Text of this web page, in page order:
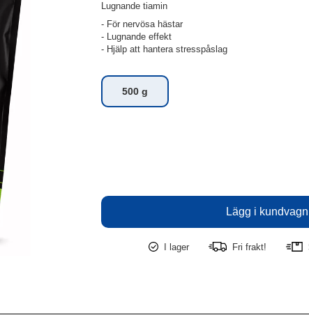
Lugnande tiamin
- För nervösa hästar
- Lugnande effekt
- Hjälp att hantera stresspåslag
500 g
I lager Fri frakt!